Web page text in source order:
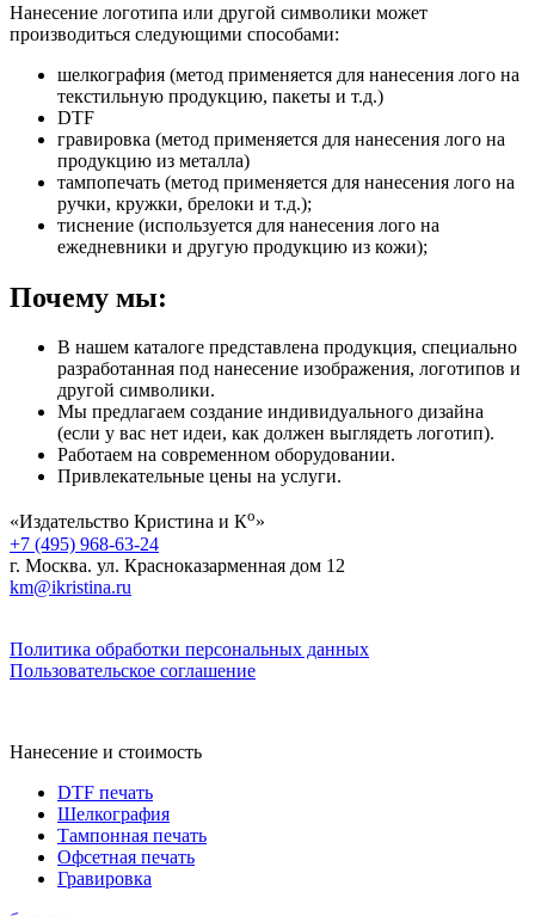
Нанесение логотипа или другой символики может
производиться следующими способами:
шелкография (метод применяется для нанесения лого на
текстильную продукцию, пакеты и т.д.)
DTF
гравировка (метод применяется для нанесения лого на
продукцию из металла)
тампопечать (метод применяется для нанесения лого на
ручки, кружки, брелоки и т.д.);
тиснение (используется для нанесения лого на
ежедневники и другую продукцию из кожи);
Почему мы:
В нашем каталоге представлена продукция, специально
разработанная под нанесение изображения, логотипов и
другой символики.
Мы предлагаем создание индивидуального дизайна
(если у вас нет идеи, как должен выглядеть логотип).
Работаем на современном оборудовании.
Привлекательные цены на услуги.
«Издательство Кристина и Ко»
+7 (495) 968-63-24
г. Москва. ул. Красноказарменная дом 12
km@ikristina.ru
Политика обработки персональных данных
Пользовательское соглашение
Нанесение и стоимость
DTF печать
Шелкография
Тампонная печать
Офсетная печать
Гравировка